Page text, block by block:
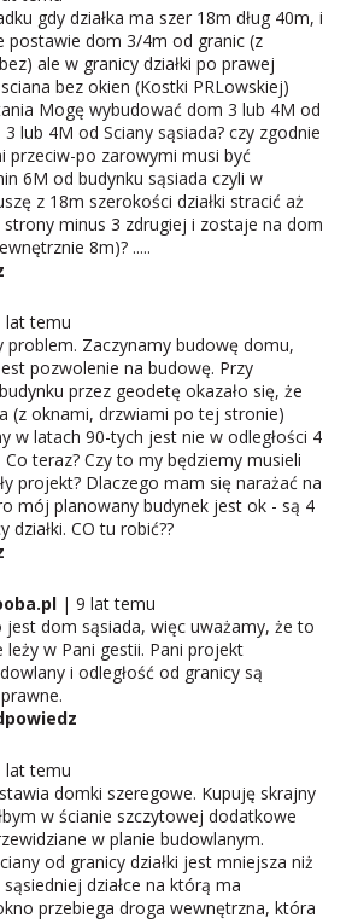
gdy działka ma szer 18m dług 40m, i
postawie dom 3/4m od granic (z
ale w granicy działki po prawej
bez okien (Kostki PRLowskiej)
Mogę wybudować dom 3 lub 4M od
3 lub 4M od Sciany sąsiada? czy zgodnie
przeciw-po zarowymi musi być
6M od budynku sąsiada czyli w
z 18m szerokości działki stracić aż
minus 3 zdrugiej i zostaje na dom
8m)? .....
lat temu
problem. Zaczynamy budowę domu,
pozwolenie na budowę. Przy
przez geodetę okazało się, że
(z oknami, drzwiami po tej stronie)
w latach 90-tych jest nie w odległości 4
Co teraz? Czy to my będziemy musieli
projekt? Dlaczego mam się narażać na
mój planowany budynek jest ok - są 4
działki. CO tu robić??
9 lat temu
jest dom sąsiada, więc uważamy, że to
leży w Pani gestii. Pani projekt
i odległość od granicy są
lat temu
domki szeregowe. Kupuję skrajny
w ścianie szczytowej dodatkowe
w planie budowlanym.
od granicy działki jest mniejsza niż
działce na którą ma
przebiega droga wewnętrzna, która